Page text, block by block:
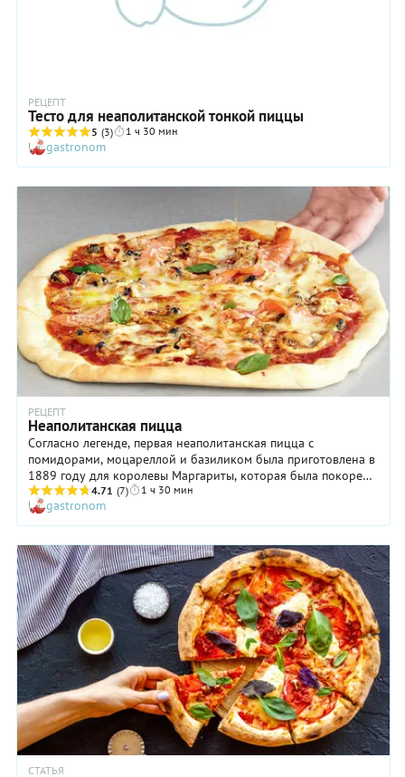
РЕЦЕПТ
Тесто для неаполитанской тонкой пиццы
5 (3) 1 ч 30 мин
gastronom
РЕЦЕПТ
Неаполитанская пицца
Согласно легенде, первая неаполитанская пицца с
помидорами, моцареллой и базиликом была приготовлена в
1889 году для королевы Маргариты, которая была покорена
вкусом столь необычного пирога. Стоит ли говорить, что
придворный повар с тех пор не раз исполнял это блюдо «на
бис»?! Кстати, пицца с помидорами и моцареллой получила
имя той самой королевы, выдавшей неаполитанскому
кулинарному чуду путевку в жизнь. С тех пор пицца
уверенно завоевывала все новые и новые пространства,
смело шагая через горы, моря и океаны. И очень многие
сейчас любят именно неаполитанскую пиццу — на тонком
тесте с сочной аппетитной начинкой.
4.71 (7) 1 ч 30 мин
gastronom
СТАТЬЯ